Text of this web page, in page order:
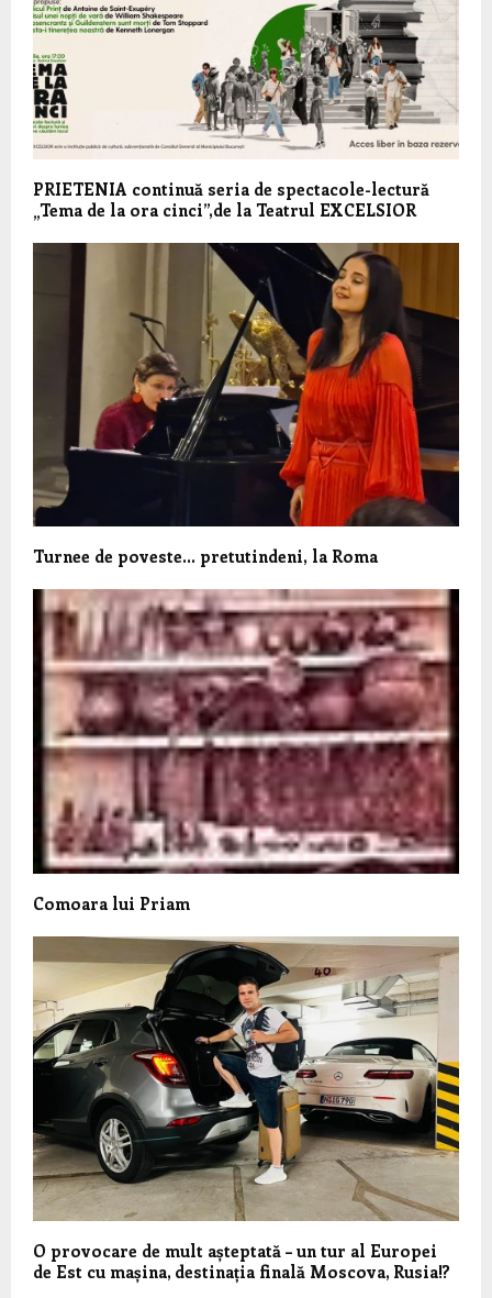
PRIETENIA continuă seria de spectacole-lectură
„Tema de la ora cinci”,de la Teatrul EXCELSIOR
Turnee de poveste… pretutindeni, la Roma
Comoara lui Priam
O provocare de mult așteptată – un tur al Europei
de Est cu mașina, destinația finală Moscova, Rusia!?